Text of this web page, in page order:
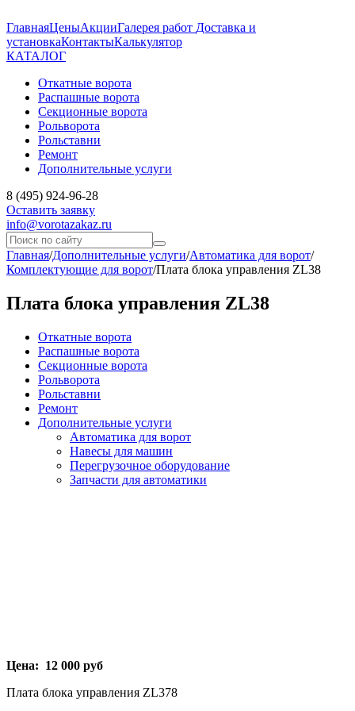
ГлавнаяЦеныАкцииГалерея работ Доставка и
установкаКонтактыКалькулятор
КАТАЛОГ
Откатные ворота
Распашные ворота
Секционные ворота
Рольворота
Рольставни
Ремонт
Дополнительные услуги
8 (495) 924-96-28
Оставить заявку
info@vorotazakaz.ru
Главная/Дополнительные услуги/Автоматика для ворот/
Комплектующие для ворот/Плата блока управления ZL38
Плата блока управления ZL38
Откатные ворота
Распашные ворота
Секционные ворота
Рольворота
Рольставни
Ремонт
Дополнительные услуги
Автоматика для ворот
Навесы для машин
Перегрузочное оборудование
Запчасти для автоматики
Цена: 12 000 руб
Плата блока управления ZL378